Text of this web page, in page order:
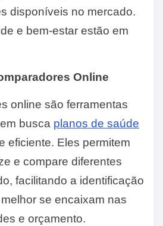
disponíveis no mercado.
e bem-estar estão em
Online
online são ferramentas
busca planos de saúde
eficiente. Eles permitem
e compare diferentes
facilitando a identificação
se encaixam nas
e orçamento.